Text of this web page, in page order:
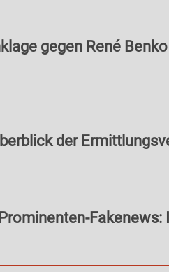
gegen René
der
Fakenews: